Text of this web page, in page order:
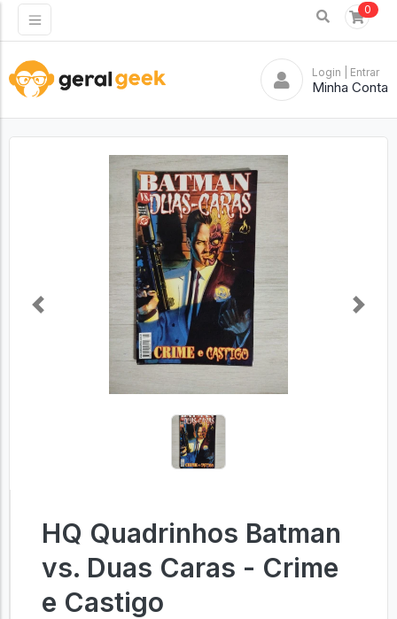
0
Login | Entrar
Minha Conta
Previous Next
HQ Quadrinhos Batman
vs. Duas Caras - Crime
e Castigo